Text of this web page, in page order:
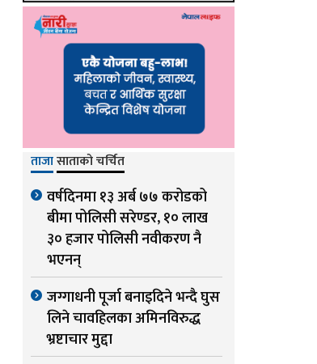
ताजासाताको चर्चित
वर्षदिनमा १३ अर्ब ७७ करोडको
बीमा पोलिसी सरेण्डर, १० लाख
३० हजार पोलिसी नवीकरण नै
भएनन्
जग्गाधनी पूर्जा बनाइदिने भन्दै घुस
लिने चावहिलका अमिनविरुद्ध
भ्रष्टाचार मुद्दा